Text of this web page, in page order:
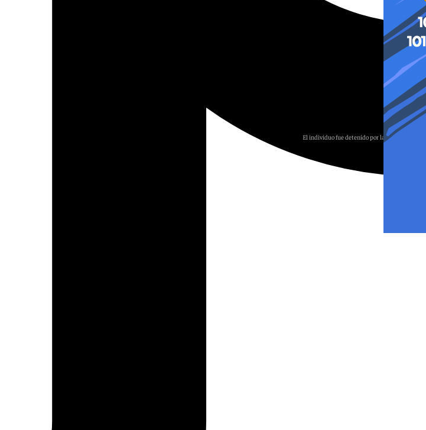
El individuo fue detenido por la Guardia Civil